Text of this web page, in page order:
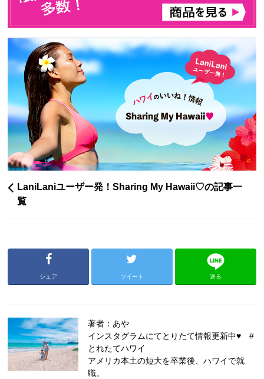
LaniLaniユーザー発！Sharing My Hawaii♡の記事一
覧
シェア ツイート 送る
著者：あや
インスタグラムにてとりたて情報更新中♥ #
とれたてハワイ
アメリカ本土の短大を卒業後、ハワイで就
職。